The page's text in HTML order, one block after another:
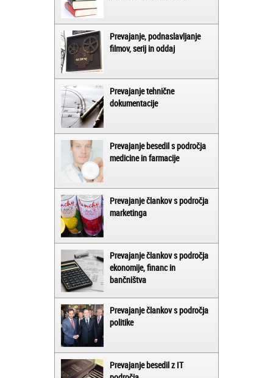
Prevajanje, podnaslavljanje
filmov, serij in oddaj
Prevajanje tehnične
dokumentacije
Prevajanje besedil s področja
medicine in farmacije
Prevajanje člankov s področja
marketinga
Prevajanje člankov s področja
ekonomije, financ in
bančništva
Prevajanje člankov s področja
politike
Prevajanje besedil z IT